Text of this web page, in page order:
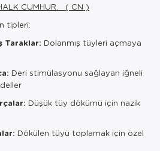
CUMHUR. ( CN )
tipleri:
Taraklar: Dolanmış tüyleri açmaya
Deri stimülasyonu sağlayan iğneli
Düşük tüy dökümü için nazik
Dökülen tüyü toplamak için özel